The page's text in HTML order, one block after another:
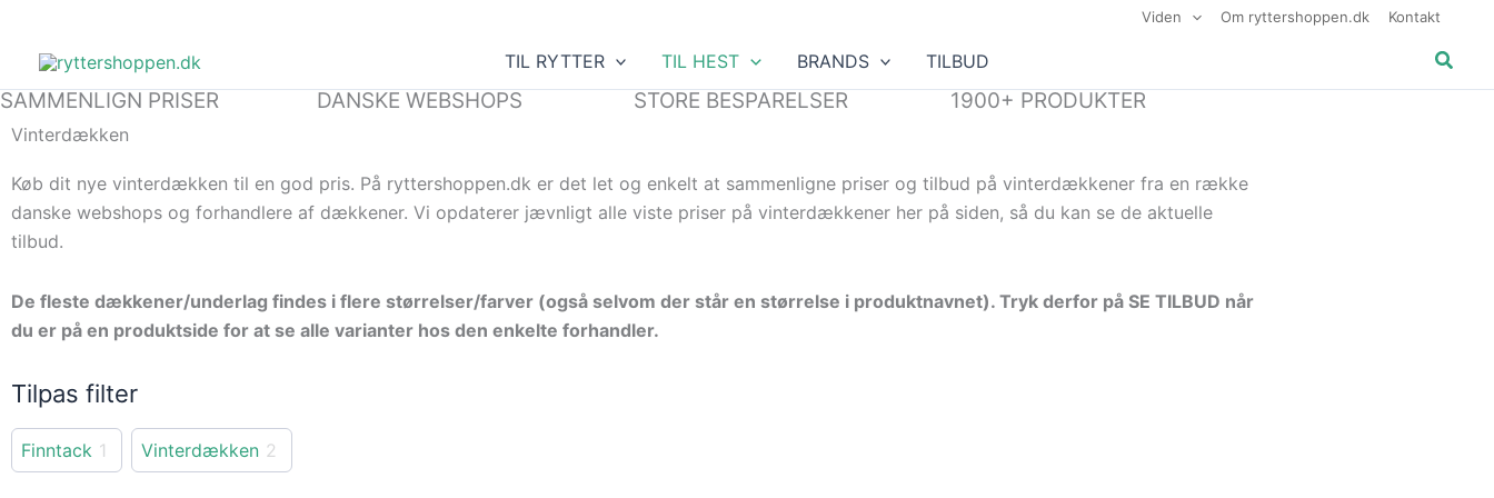
indholdet
Viden Om ryttershoppen.dk Kontakt
TIL RYTTER TIL HEST BRANDS TILBUD Søg
SAMMENLIGN PRISER DANSKE WEBSHOPS STORE BESPARELSER 1900+ PRODUKTER
Vinterdækken
Køb dit nye vinterdækken til en god pris. På ryttershoppen.dk er det let og enkelt at sammenligne priser og tilbud på vinterdækkener fra en række
danske webshops og forhandlere af dækkener. Vi opdaterer jævnligt alle viste priser på vinterdækkener her på siden, så du kan se de aktuelle
tilbud.
De fleste dækkener/underlag findes i flere størrelser/farver (også selvom der står en størrelse i produktnavnet). Tryk derfor på SE TILBUD når
du er på en produktside for at se alle varianter hos den enkelte forhandler.
Tilpas filter
Finntack 1 Vinterdækken 2